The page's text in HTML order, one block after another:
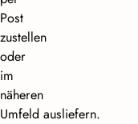
Post
zustellen
oder
im
näheren
Umfeld ausliefern.